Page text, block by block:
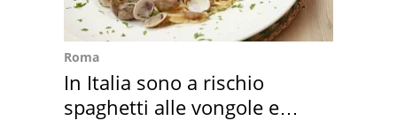
Roma
In Italia sono a rischio
spaghetti alle vongole e